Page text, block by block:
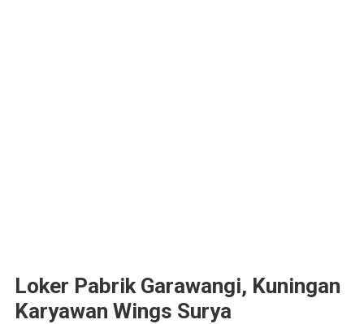
Loker Pabrik Garawangi, Kuningan
Karyawan Wings Surya